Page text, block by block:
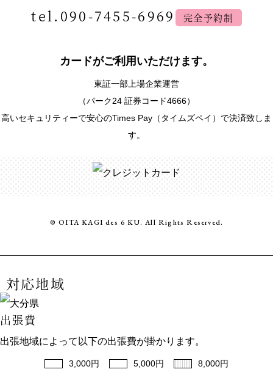
tel.090-7455-6969 完全予約制
カードがご利用いただけます。
東証一部上場企業運営
（パーク24 証券コード4666）
高いセキュリティーで安心のTimes Pay（タイムズペイ）で決済致しま
す。
© OITA KAGI des 6 KU. All Rights Reserved.
対応地域
出張費
出張地域によって以下の出張費が掛かります。
3,000円 5,000円 8,000円